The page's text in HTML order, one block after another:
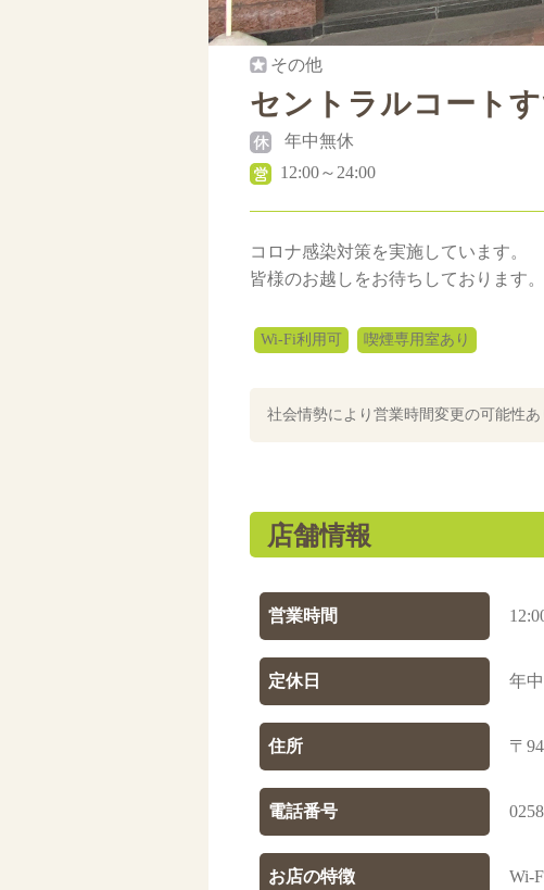
その他
セントラルコート
年中無休
12:00～24:00
コロナ感染対策を実施しています。
皆様のお越しをお待ちしております。
Wi-Fi利用可 喫煙専用室あり
社会情勢により営業時間変更の可能性あ
店舗情報
営業時間
定休日 年
住所 〒
電話番号
お店の特徴 Wi-